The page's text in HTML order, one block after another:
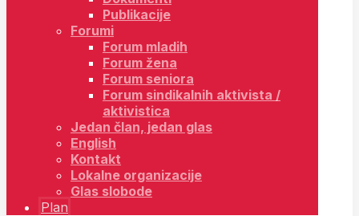
Publikacije
Forumi
Forum mladih
Forum žena
Forum seniora
Forum sindikalnih aktivista /
aktivistica
Jedan član, jedan glas
English
Kontakt
Lokalne organizacije
Glas slobode
Plan